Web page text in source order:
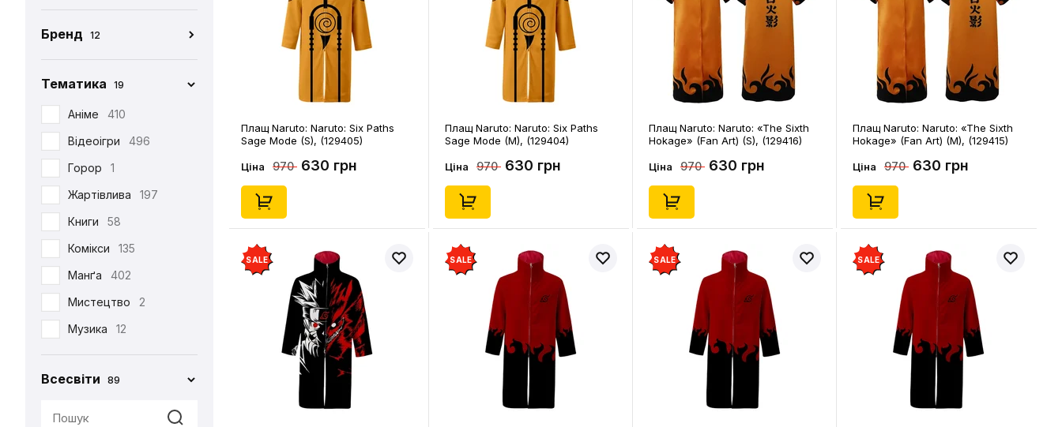
Табі
37
Футболка
Фігурка Funko
29
Хаорі
95
Худі
38
Шапка
12
Шарф
6
Шкарпетки
510
Бренд 12
Chop-Chop
Тематика 19
Аніме
410
Відеоігри
496
Горор
1
Жартівлива
197
Книги
58
Комікси
135
Манґа
402
Мистецтво
2
Музика
12
Мультфільми
220
Новорічна
Всесвіти 89
Плащ Naruto: Naruto: Six Paths
Sage Mode (S), (129405)
Ціна 970 630 грн
Плащ Naruto: Naruto: Six Paths
Sage Mode (M), (129404)
Ціна 970 630 грн
Плащ Naruto: Naruto: «The Sixth
Hokage» (Fan Art) (S), (129416)
Ціна 970 630 грн
Плащ Naruto: Naruto: «The Sixth
Hokage» (Fan Art) (M), (129415)
Ціна 970 630 грн
SALE SALE SALE SALE